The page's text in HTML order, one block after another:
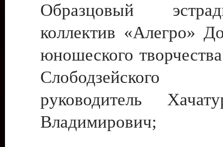
Образцовый
коллектив «Алегро»
юношеского
руководитель
Владимирович;